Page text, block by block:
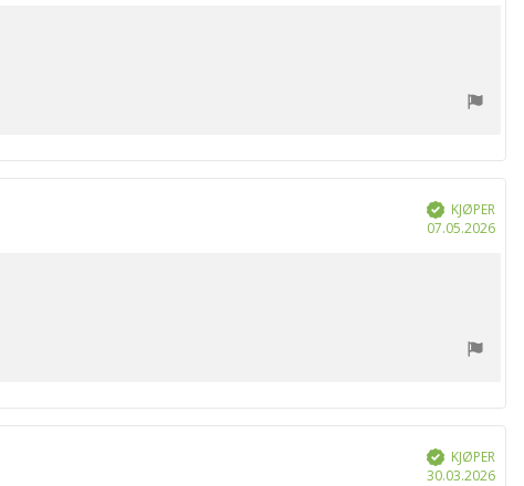
Verifisert
KJØPER
07.05.2026
Verifisert
KJØPER
30.03.2026